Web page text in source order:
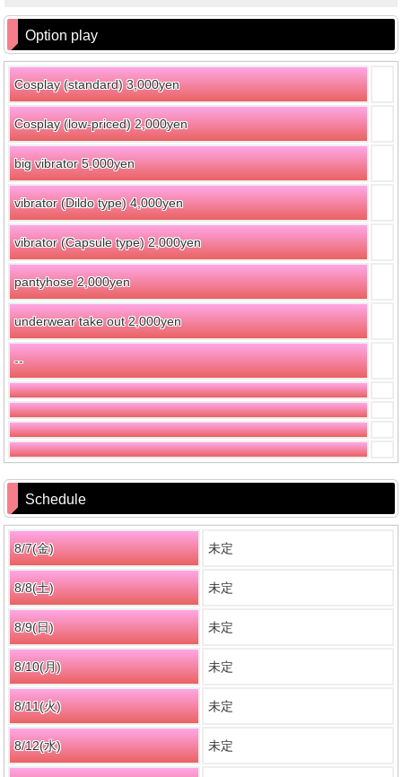
Option play
Cosplay (standard) 3,000yen
Cosplay (low-priced) 2,000yen
big vibrator 5,000yen
vibrator (Dildo type) 4,000yen
vibrator (Capsule type) 2,000yen
pantyhose 2,000yen
underwear take out 2,000yen
--
Schedule
8/7(金) 未定
8/8(土) 未定
8/9(日) 未定
8/10(月) 未定
8/11(火) 未定
8/12(水) 未定